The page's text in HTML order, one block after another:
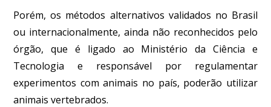
Porém, os métodos alternativos validados no Brasil
ou internacionalmente, ainda não reconhecidos pelo
órgão, que é ligado ao Ministério da Ciência e
Tecnologia e responsável por regulamentar
experimentos com animais no país, poderão utilizar
animais vertebrados.